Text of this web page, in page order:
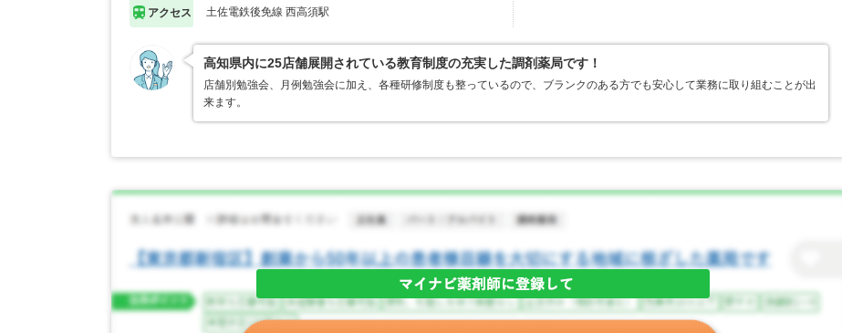
アクセス 土佐電鉄後免線 西高須駅
高知県内に25店舗展開されている教育制度の充実した調剤薬局です！
店舗別勉強会、月例勉強会に加え、各種研修制度も整っているので、ブランクのある方でも安心して業務に取り組むことが出
来ます。